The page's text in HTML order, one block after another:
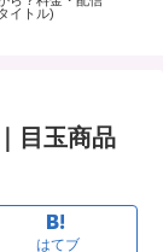
イトル)
目玉商品
はてブ